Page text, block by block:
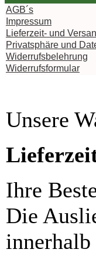
AGB´s
Impressum
Lieferzeit- und
Privatsphäre und
Widerrufsbelehrung
Widerrufsformular
Unsere
Ihre
Die